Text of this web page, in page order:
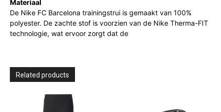
Materiaal
De Nike FC Barcelona trainingstrui is gemaakt van 100%
polyester. De zachte stof is voorzien van de Nike Therma-FIT
technologie, wat ervoor zorgt dat de
Related products